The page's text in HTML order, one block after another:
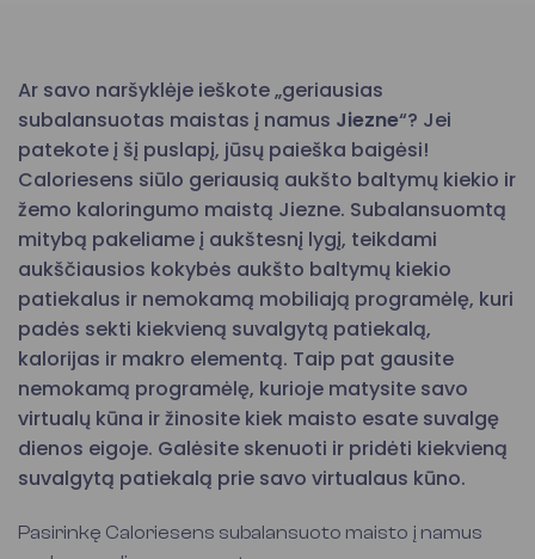
Ar savo naršyklėje ieškote „geriausias
subalansuotas maistas į namus Jiezne“? Jei
patekote į šį puslapį, jūsų paieška baigėsi!
Caloriesens siūlo geriausią aukšto baltymų kiekio ir
žemo kaloringumo maistą Jiezne. Subalansuomtą
mitybą pakeliame į aukštesnį lygį, teikdami
aukščiausios kokybės aukšto baltymų kiekio
patiekalus ir nemokamą mobiliają programėlę, kuri
padės sekti kiekvieną suvalgytą patiekalą,
kalorijas ir makro elementą. Taip pat gausite
nemokamą programėlę, kurioje matysite savo
virtualų kūna ir žinosite kiek maisto esate suvalgę
dienos eigoje. Galėsite skenuoti ir pridėti kiekvieną
suvalgytą patiekalą prie savo virtualaus kūno.
Pasirinkę Caloriesens subalansuoto maisto į namus